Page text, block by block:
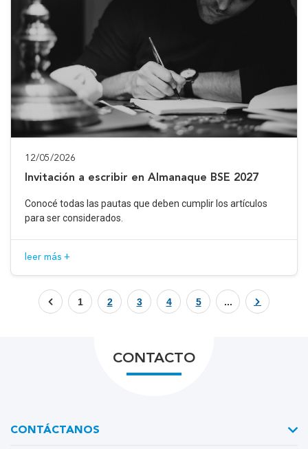
12/05/2026
Invitación a escribir en Almanaque BSE 2027
Conocé todas las pautas que deben cumplir los artículos
para ser considerados.
leer más +
1 2 3 4 5 ...
CONTACTO
CONTÁCTANOS